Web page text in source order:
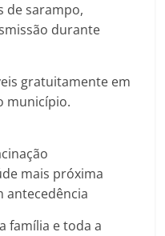
de sarampo,
durante
gratuitamente em
município.
mais próxima
antecedência
família e toda a